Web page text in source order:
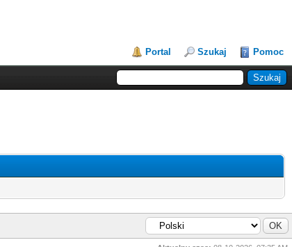
Portal Szukaj Pomoc